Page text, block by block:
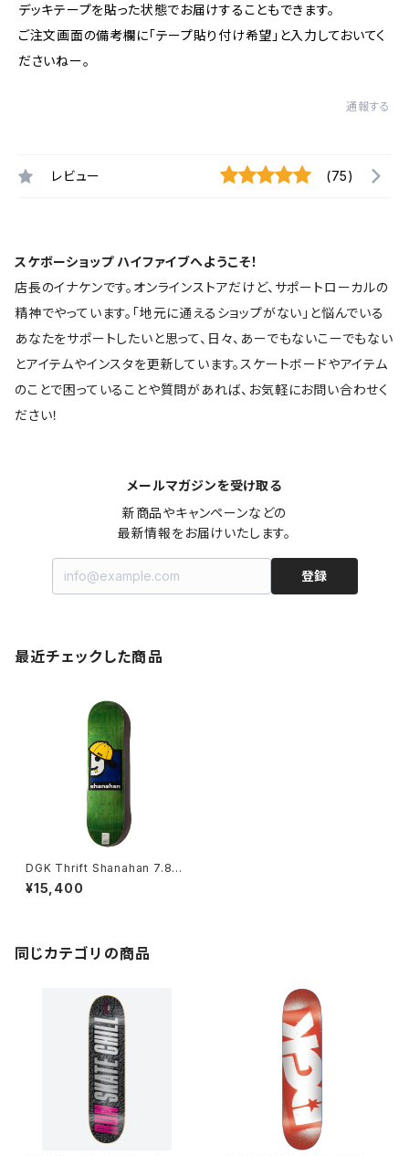
デッキテープを貼った状態でお届けすることもできます。
ご注文画面の備考欄に「テープ貼り付け希望」と入力しておいてく
ださいねー。
通報する
レビュー (75)
スケボーショップ ハイファイブへようこそ！
店長のイナケンです。オンラインストアだけど、サポートローカルの
精神でやっています。「地元に通えるショップがない」と悩んでいる
あなたをサポートしたいと思って、日々、あーでもないこーでもない
とアイテムやインスタを更新しています。スケートボードやアイテム
のことで困っていることや質問があれば、お気軽にお問い合わせく
ださい！
メールマガジンを受け取る
新商品やキャンペーンなどの
最新情報をお届けいたします。
登録
最近チェックした商品
DGK Thrift Shanahan 7.8イ
ンチ
¥15,400
同じカテゴリの商品